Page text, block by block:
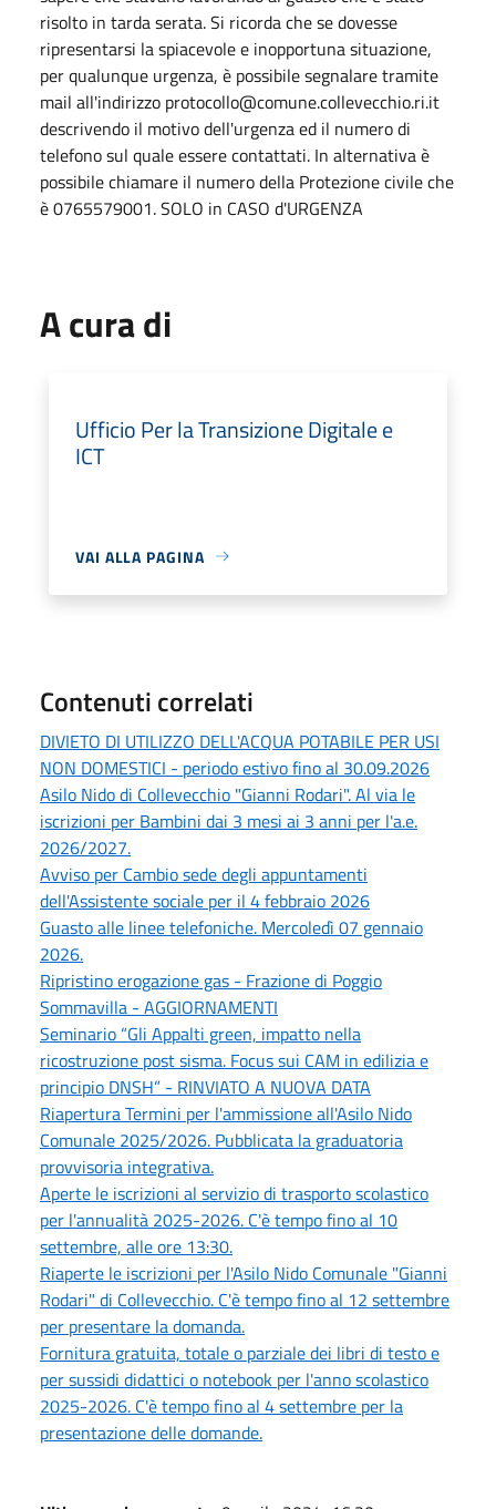
risolto in tarda serata. Si ricorda che se dovesse
ripresentarsi la spiacevole e inopportuna situazione,
per qualunque urgenza, è possibile segnalare tramite
mail all'indirizzo protocollo@comune.collevecchio.ri.it
descrivendo il motivo dell'urgenza ed il numero di
telefono sul quale essere contattati. In alternativa è
possibile chiamare il numero della Protezione civile che
è 0765579001. SOLO in CASO d'URGENZA
A cura di
Ufficio Per la Transizione Digitale e
ICT
VAI ALLA PAGINA
Contenuti correlati
DIVIETO DI UTILIZZO DELL'ACQUA POTABILE PER USI
NON DOMESTICI - periodo estivo fino al 30.09.2026
Asilo Nido di Collevecchio "Gianni Rodari". Al via le
iscrizioni per Bambini dai 3 mesi ai 3 anni per l'a.e.
2026/2027.
Avviso per Cambio sede degli appuntamenti
dell'Assistente sociale per il 4 febbraio 2026
Guasto alle linee telefoniche. Mercoledì 07 gennaio
2026.
Ripristino erogazione gas - Frazione di Poggio
Sommavilla - AGGIORNAMENTI
Seminario “Gli Appalti green, impatto nella
ricostruzione post sisma. Focus sui CAM in edilizia e
principio DNSH” - RINVIATO A NUOVA DATA
Riapertura Termini per l'ammissione all'Asilo Nido
Comunale 2025/2026. Pubblicata la graduatoria
provvisoria integrativa.
Aperte le iscrizioni al servizio di trasporto scolastico
per l'annualità 2025-2026. C'è tempo fino al 10
settembre, alle ore 13:30.
Riaperte le iscrizioni per l'Asilo Nido Comunale "Gianni
Rodari" di Collevecchio. C'è tempo fino al 12 settembre
per presentare la domanda.
Fornitura gratuita, totale o parziale dei libri di testo e
per sussidi didattici o notebook per l'anno scolastico
2025-2026. C'è tempo fino al 4 settembre per la
presentazione delle domande.